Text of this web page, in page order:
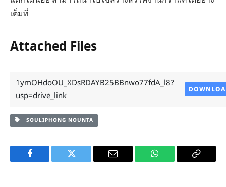
เต็มที่
Attached Files
1ymOHdoOU_XDsRDAYB25BBnwo77fdA_l8?
usp=drive_link
SOULIPHONG NOUNTA
Facebook Twitter Email WhatsApp Copy